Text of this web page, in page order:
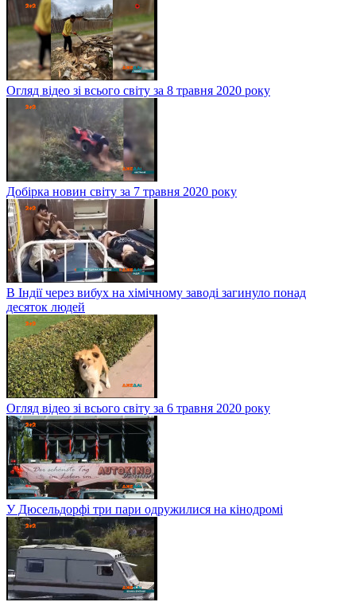
Огляд відео зі всього світу за 8 травня 2020 року
Добірка новин світу за 7 травня 2020 року
В Індії через вибух на хімічному заводі загинуло понад
десяток людей
Огляд відео зі всього світу за 6 травня 2020 року
У Дюсельдорфі три пари одружилися на кінодромі